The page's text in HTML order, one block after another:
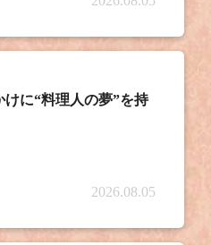
月12日（火）を予定しておりま
れます！
に“料理人の夢”を持
2026.08.05